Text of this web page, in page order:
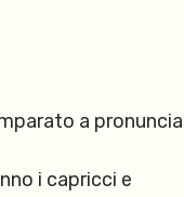
a
i capricci e